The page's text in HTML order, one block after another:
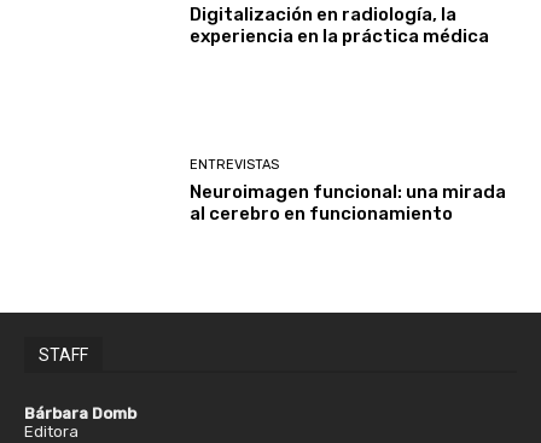
Digitalización en radiología, la
experiencia en la práctica médica
ENTREVISTAS
Neuroimagen funcional: una mirada
al cerebro en funcionamiento
STAFF
Bárbara Domb
Editora